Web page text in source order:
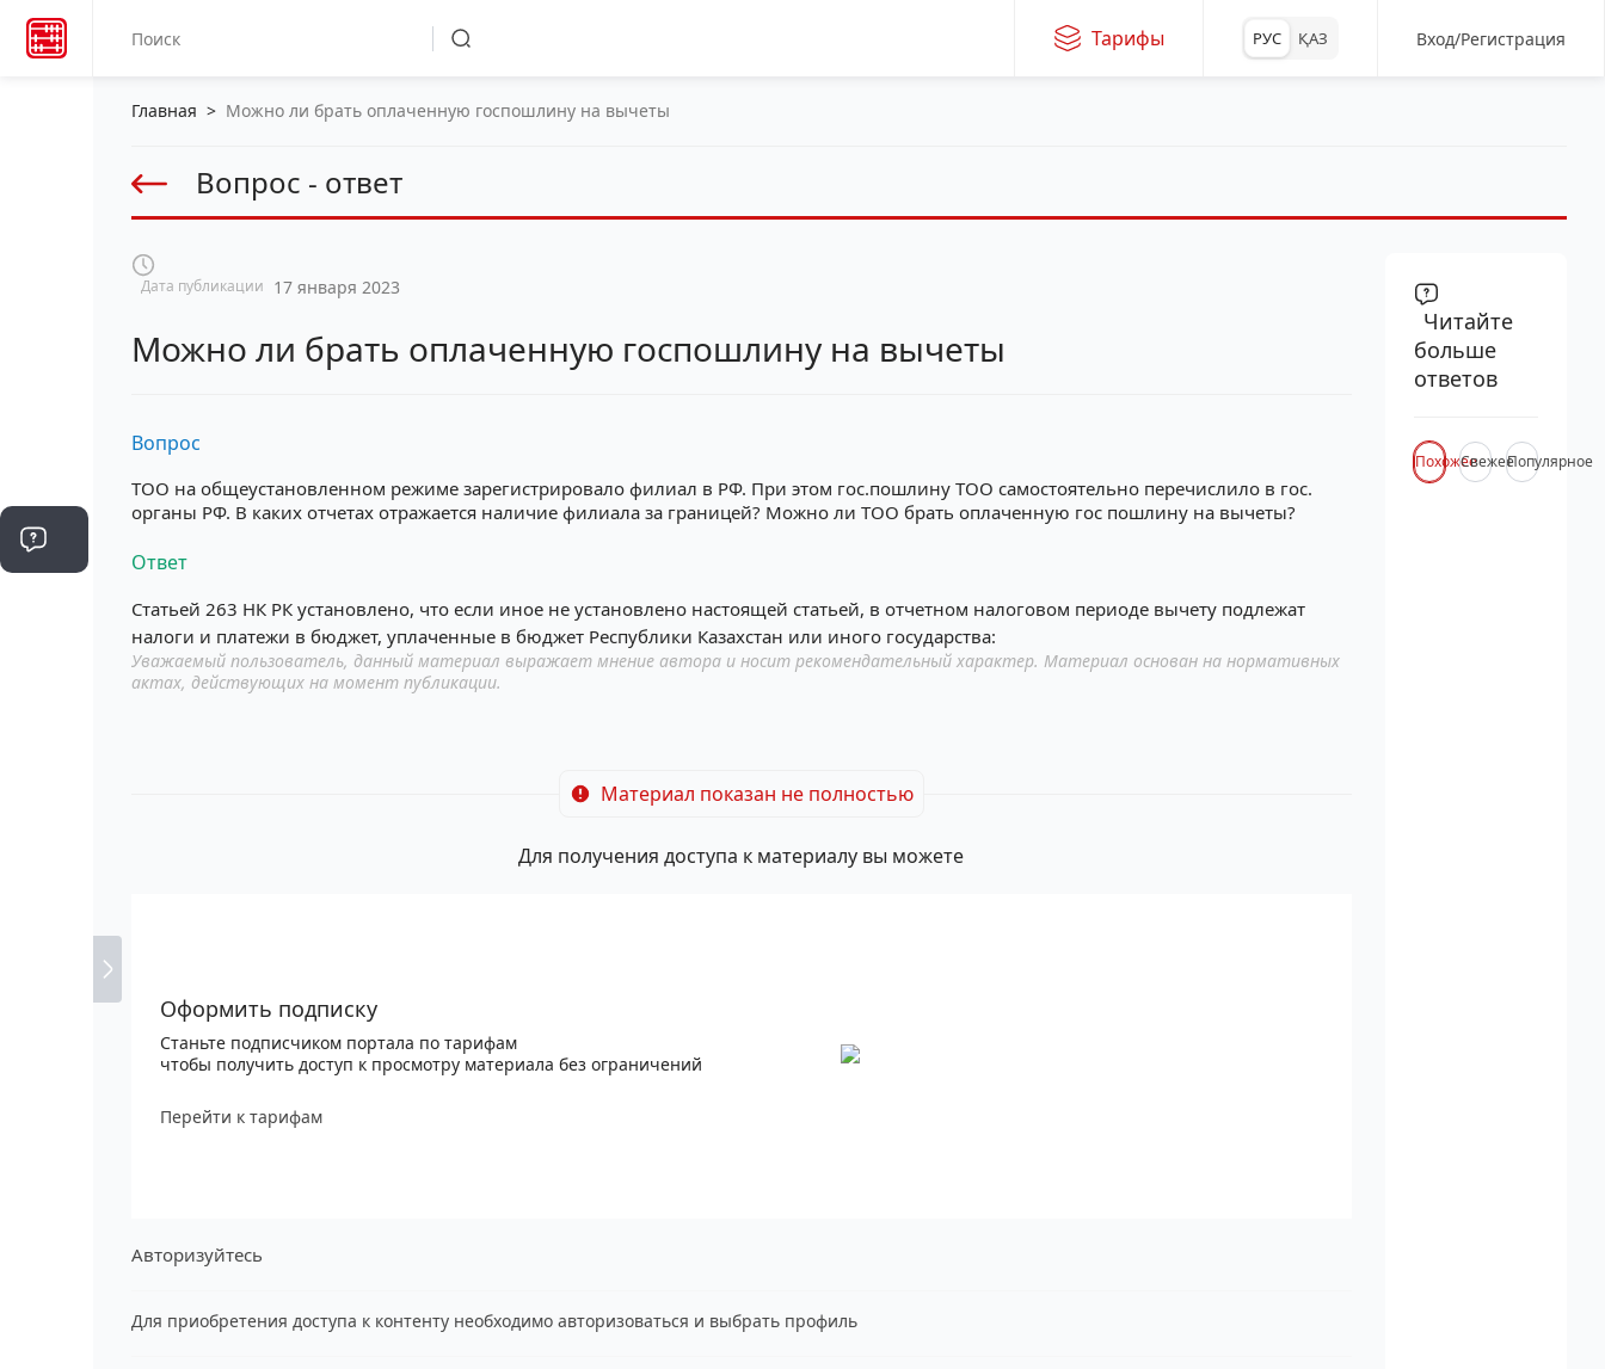
Тарифы РУС ҚАЗ Вход/Регистрация
Главная > Можно ли брать оплаченную госпошлину на вычеты
Вопрос - ответ
Дата публикации 17 января 2023
Можно ли брать оплаченную госпошлину на вычеты
Вопрос
ТОО на общеустановленном режиме зарегистрировало филиал в РФ. При этом гос.пошлину ТОО самостоятельно перечислило в гос.
органы РФ. В каких отчетах отражается наличие филиала за границей? Можно ли ТОО брать оплаченную гос пошлину на вычеты?
Ответ
Статьей 263 НК РК установлено, что если иное не установлено настоящей статьей, в отчетном налоговом периоде вычету подлежат
налоги и платежи в бюджет, уплаченные в бюджет Республики Казахстан или иного государства:
Уважаемый пользователь, данный материал выражает мнение автора и носит рекомендательный характер. Материал основан на нормативных
актах, действующих на момент публикации.
Материал показан не полностью
Для получения доступа к материалу вы можете
Оформить подписку
Станьте подписчиком портала по тарифам
чтобы получить доступ к просмотру материала без ограничений
Перейти к тарифам
Авторизуйтесь
Для приобретения доступа к контенту необходимо авторизоваться и выбрать профиль
Читайте
больше
ответов
ПохожееСвежееПопулярное